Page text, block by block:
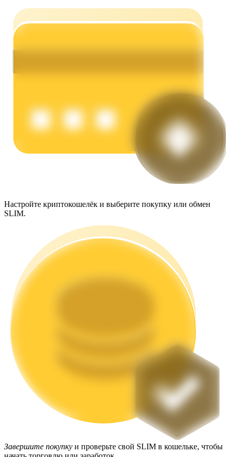
Заработок
Гибкая ставка для заработка популярных токенов
Настройте криптокошелёк и выберите покупку или обмен
SLIM.
Завершите покупку и проверьте свой SLIM в кошельке, чтобы